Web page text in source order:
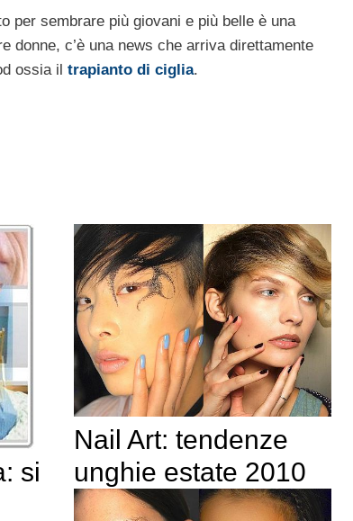
per sembrare più giovani e più belle è una
donne, c’è una news che arriva direttamente
ossia il trapianto di ciglia.
si
Nail Art: tendenze
unghie estate 2010